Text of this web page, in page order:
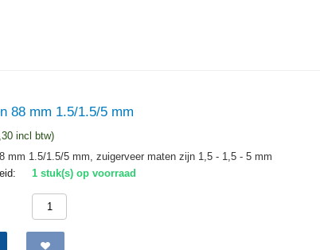
88 mm 1.5/1.5/5 mm
incl btw)
mm 1.5/1.5/5 mm, zuigerveer maten zijn 1,5 - 1,5 - 5 mm
1 stuk(s) op voorraad